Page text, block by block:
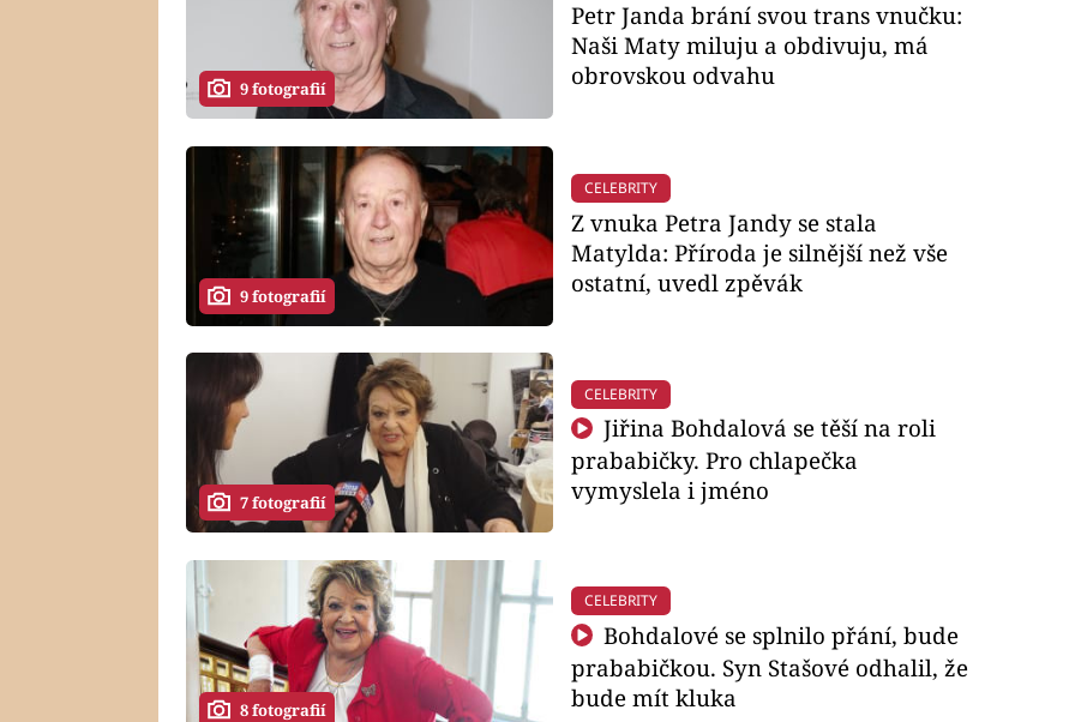
9 fotografií
Petr Janda brání svou trans vnučku:
Naši Maty miluju a obdivuju, má
obrovskou odvahu
9 fotografií
CELEBRITY
Z vnuka Petra Jandy se stala
Matylda: Příroda je silnější než vše
ostatní, uvedl zpěvák
7 fotografií
CELEBRITY
Jiřina Bohdalová se těší na roli
prababičky. Pro chlapečka
vymyslela i jméno
8 fotografií
CELEBRITY
Bohdalové se splnilo přání, bude
prababičkou. Syn Stašové odhalil, že
bude mít kluka